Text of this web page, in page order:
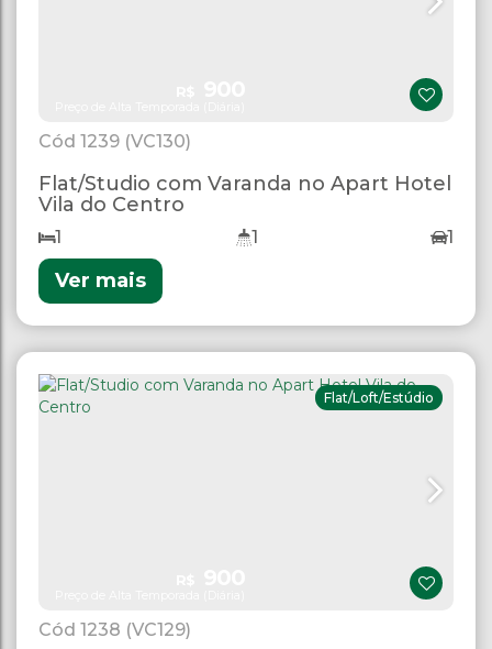
1239 (VC130)
Flat/Studio com Varanda no Apart Hotel
Vila do Centro
1 1 1
Ver mais
1238 (VC129)
Flat/Loft/Estúdio